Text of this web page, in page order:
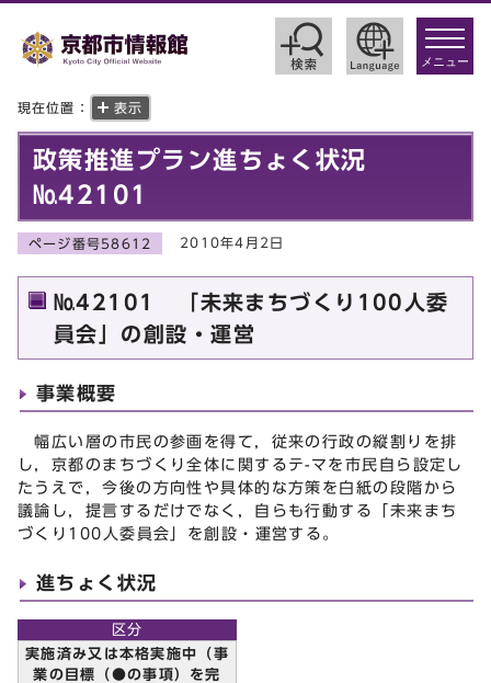
toggle
メニュー
現在位置： 表示
政策推進プラン進ちょく状況
№42101
ページ番号58612 2010年4月2日
№42101 「未来まちづくり100人委
員会」の創設・運営
事業概要
幅広い層の市民の参画を得て，従来の行政の縦割りを排
し，京都のまちづくり全体に関するテ-マを市民自ら設定し
たうえで，今後の方向性や具体的な方策を白紙の段階から
議論し，提言するだけでなく，自らも行動する「未来まち
づくり100人委員会」を創設・運営する。
進ちょく状況
区分
実施済み又は本格実施中（事
業の目標（●の事項）を完